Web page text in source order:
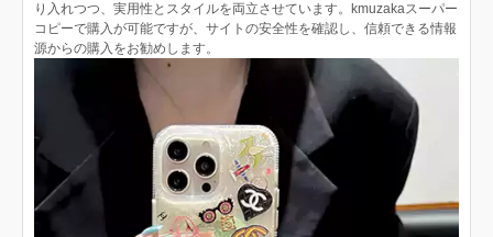
り入れつつ、実用性とスタイルを両立させています。kmuzakaスーパー
コピーで購入が可能ですが、サイトの安全性を確認し、信頼できる情報
源からの購入をお勧めします。